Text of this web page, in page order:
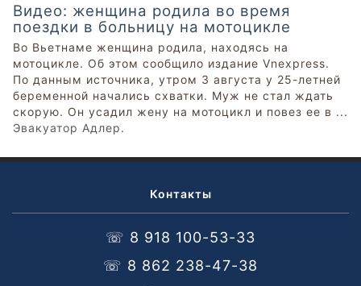
Видео: женщина родила во время
поездки в больницу на мотоцикле
Во Вьетнаме женщина родила, находясь на
мотоцикле. Об этом сообщило издание Vnexpress.
По данным источника, утром 3 августа у 25-летней
беременной начались схватки. Муж не стал ждать
скорую. Он усадил жену на мотоцикл и повез ее в ...
Эвакуатор Адлер.
Контакты
☏ 8 918 100-53-33
☏ 8 862 238-47-38